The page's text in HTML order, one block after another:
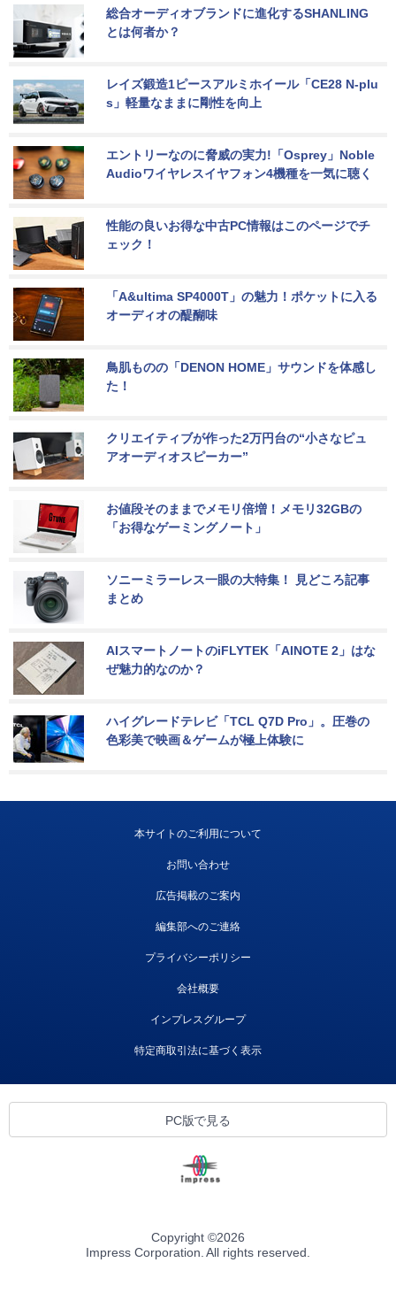
総合オーディオブランドに進化するSHANLING
とは何者か？
レイズ鍛造1ピースアルミホイール「CE28 N-plu
s」軽量なままに剛性を向上
エントリーなのに脅威の実力!「Osprey」Noble
Audioワイヤレスイヤフォン4機種を一気に聴く
性能の良いお得な中古PC情報はこのページでチ
ェック！
「A&ultima SP4000T」の魅力！ポケットに入る
オーディオの醍醐味
鳥肌ものの「DENON HOME」サウンドを体感し
た！
クリエイティブが作った2万円台の“小さなピュ
アオーディオスピーカー”
お値段そのままでメモリ倍増！メモリ32GBの
「お得なゲーミングノート」
ソニーミラーレス一眼の大特集！ 見どころ記事
まとめ
AIスマートノートのiFLYTEK「AINOTE 2」はな
ぜ魅力的なのか？
ハイグレードテレビ「TCL Q7D Pro」。圧巻の
色彩美で映画＆ゲームが極上体験に
本サイトのご利用について
お問い合わせ
広告掲載のご案内
編集部へのご連絡
プライバシーポリシー
会社概要
インプレスグループ
特定商取引法に基づく表示
PC版で見る
Copyright ©2026
Impress Corporation. All rights reserved.